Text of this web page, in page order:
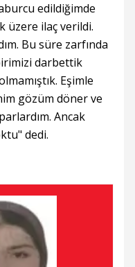
edildiğimde
üzere ilaç verildi.
Bu süre zarfında
darbettik
Eşimle
gözüm döner ve
Ancak
dedi.